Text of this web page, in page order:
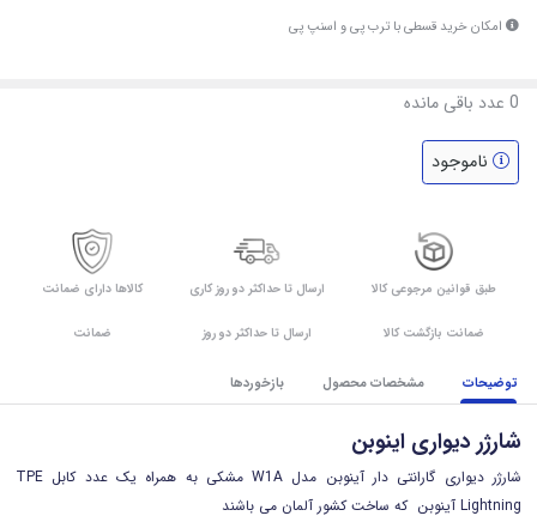
امکان خرید قسطی با ترب پی و اسنپ پی
0 عدد باقی مانده
ناموجود
طبق قوانین مرجوعی کالا
ضمانت بازگشت کالا
ارسال تا حداکثر دو روز کاری
ارسال تا حداکثر دو روز
کالاها دارای ضمانت
ضمانت
توضیحات مشخصات محصول بازخوردها
شارژر دیواری اینوبن
شارژر دیواری گارانتی دار آینوبن مدل W1A مشکی به همراه یک عدد کابل TPE
Lightning آینوبن که ساخت کشور آلمان می باشند